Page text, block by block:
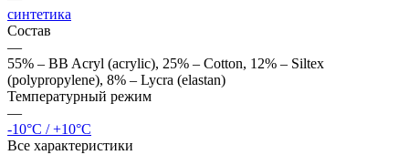
синтетика
Состав
—
55% – BB Acryl (acrylic), 25% – Cotton, 12% – Siltex
(polypropylene), 8% – Lycra (elastan)
Температурный режим
—
-10°C / +10°C
Все характеристики